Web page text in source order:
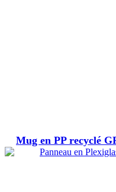
Mug en PP recyclé